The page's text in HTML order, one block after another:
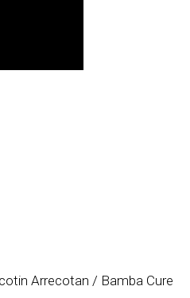
Arrecotan / Bamba Cure